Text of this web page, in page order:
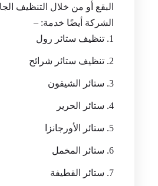
البقع أو من خلال التنظيف
الشركة أيضًا خدمة: –
تنظيف ستائر رول
تنظيف ستائر شرائح
ستائر الشيفون
ستائر الحرير
ستائر الأورجانزا
ستائر المخمل
ستائر القطيفة